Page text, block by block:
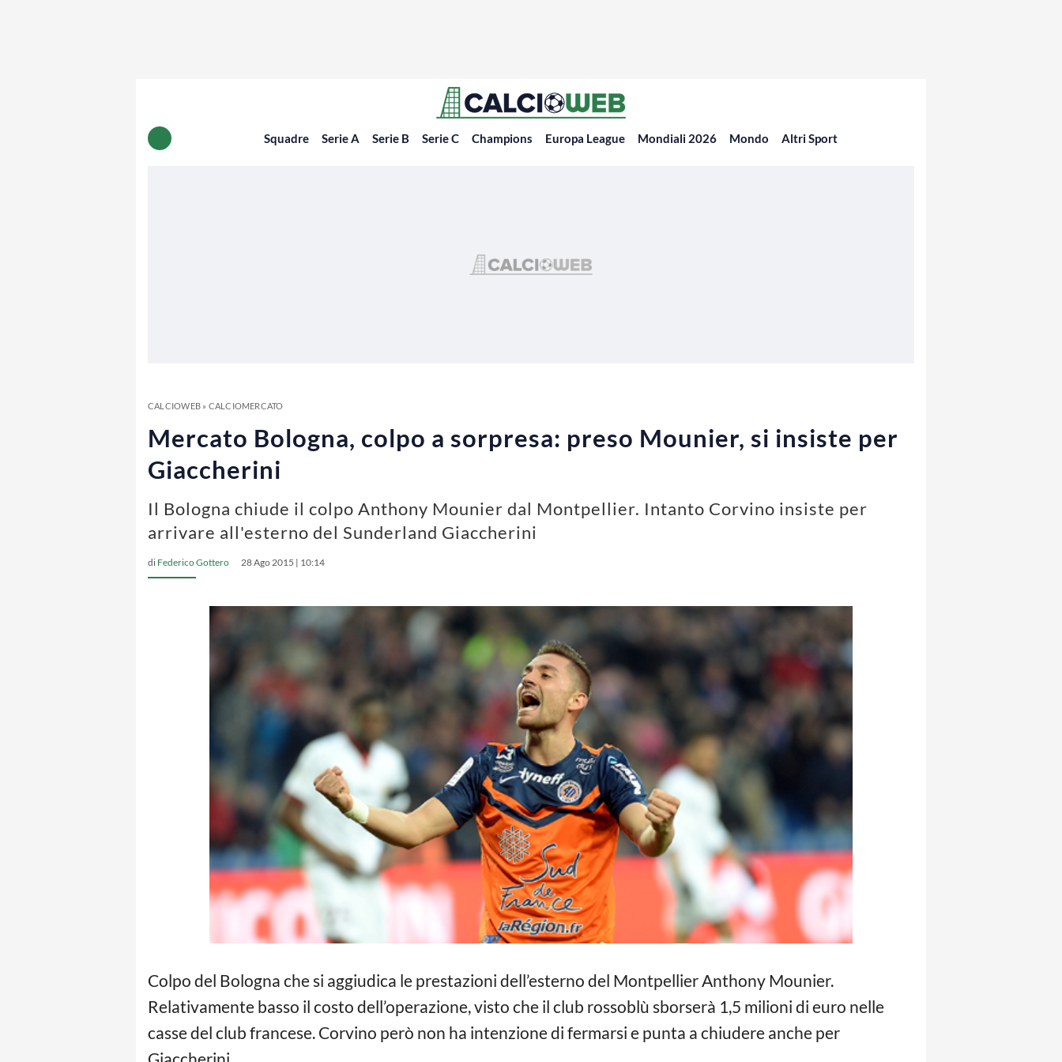
Squadre Serie A Serie B Serie C Champions Europa League Mondiali 2026 Mondo Altri Sport
CALCIOWEB» CALCIOMERCATO
Mercato Bologna, colpo a sorpresa: preso Mounier, si insiste per
Giaccherini
Il Bologna chiude il colpo Anthony Mounier dal Montpellier. Intanto Corvino insiste per
arrivare all'esterno del Sunderland Giaccherini
di Federico Gottero 28 Ago 2015 | 10:14
Colpo del Bologna che si aggiudica le prestazioni dell’esterno del Montpellier Anthony Mounier.
Relativamente basso il costo dell’operazione, visto che il club rossoblù sborserà 1,5 milioni di euro nelle
casse del club francese. Corvino però non ha intenzione di fermarsi e punta a chiudere anche per